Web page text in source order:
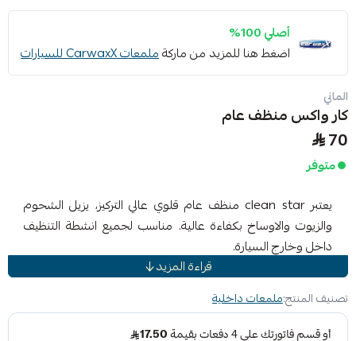
أصلي 100%
اضغط هنا للمزيد من ماركةملمعات CarwaxX للسيارات
الماني
كار واكس منظف عام
70
متوفر
يعتبر clean star منظف عام قلوي عالي التركيز، يزيل الشحوم
والزيوت والاوساخ بكفاءة عالية. مناسب لجميع انشطة التنظيف
داخل وخارج السيارة.
✅تركيبة سريعة الفعالية.
✅لجميع المنسوجات والبلاستيك.
قراءة المزيد
تصنيف المنتج:ملمعات داخلية